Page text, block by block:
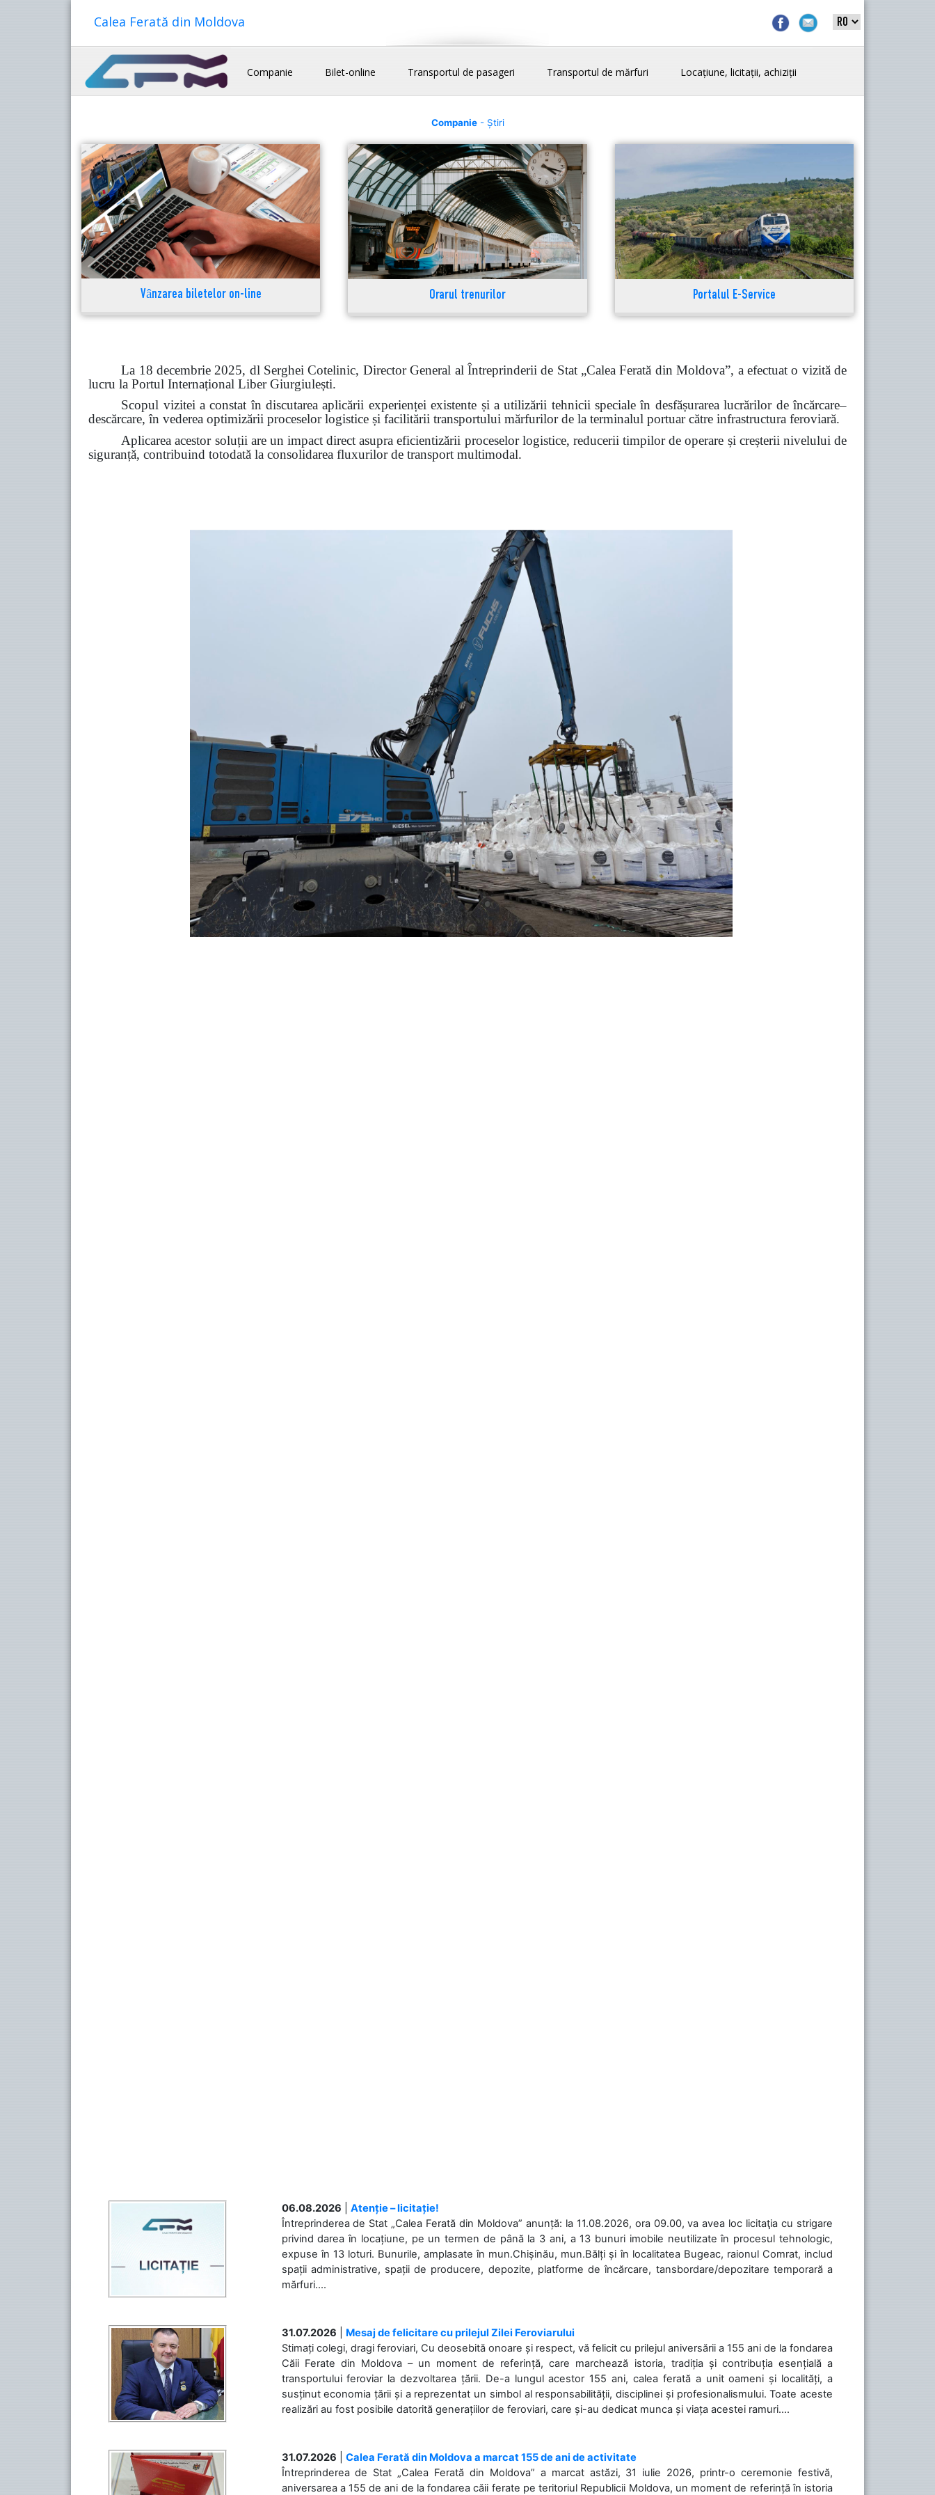
Calea Ferată din Moldova
Companie Bilet-online Transportul de pasageri Transportul de mărfuri Locațiune, licitații, achiziții
Companie- Știri
Vânzarea biletelor on-line Orarul trenurilor Portalul E-Service
La 18 decembrie 2025, dl Serghei Cotelinic, Director General al Întreprinderii de Stat „Calea Ferată din Moldova”, a efectuat o vizită de
lucru la Portul Internațional Liber Giurgiulești.
Scopul vizitei a constat în discutarea aplicării experienței existente și a utilizării tehnicii speciale în desfășurarea lucrărilor de încărcare–
descărcare, în vederea optimizării proceselor logistice și facilitării transportului mărfurilor de la terminalul portuar către infrastructura feroviară.
Aplicarea acestor soluții are un impact direct asupra eficientizării proceselor logistice, reducerii timpilor de operare și creșterii nivelului de
siguranță, contribuind totodată la consolidarea fluxurilor de transport multimodal.
06.08.2026
Atenție – licitație!
Întreprinderea de Stat „Calea Ferată din Moldova” anunță: la 11.08.2026, ora 09.00, va avea loc licitaţia cu strigare
privind darea în locațiune, pe un termen de până la 3 ani, a 13 bunuri imobile neutilizate în procesul tehnologic,
expuse în 13 loturi. Bunurile, amplasate în mun.Chișinău, mun.Bălți și în localitatea Bugeac, raionul Comrat, includ
spații administrative, spații de producere, depozite, platforme de încărcare, tansbordare/depozitare temporară a
mărfuri....
31.07.2026
Mesaj de felicitare cu prilejul Zilei Feroviarului
Stimați colegi, dragi feroviari, Cu deosebită onoare și respect, vă felicit cu prilejul aniversării a 155 ani de la fondarea
Căii Ferate din Moldova – un moment de referință, care marchează istoria, tradiția și contribuția esențială a
transportului feroviar la dezvoltarea țării. De-a lungul acestor 155 ani, calea ferată a unit oameni și localități, a
susținut economia țării și a reprezentat un simbol al responsabilității, disciplinei și profesionalismului. Toate aceste
realizări au fost posibile datorită generațiilor de feroviari, care și-au dedicat munca și viața acestei ramuri....
31.07.2026
Calea Ferată din Moldova a marcat 155 de ani de activitate
Întreprinderea de Stat „Calea Ferată din Moldova” a marcat astăzi, 31 iulie 2026, printr-o ceremonie festivă,
aniversarea a 155 de ani de la fondarea căii ferate pe teritoriul Republicii Moldova, un moment de referință în istoria